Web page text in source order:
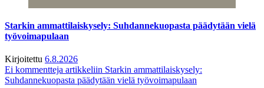
Starkin ammattilaiskysely: Suhdannekuopasta päädytään vielä
työvoimapulaan
Kirjoitettu 6.8.2026
Ei kommentteja artikkeliin Starkin ammattilaiskysely:
Suhdannekuopasta päädytään vielä työvoimapulaan